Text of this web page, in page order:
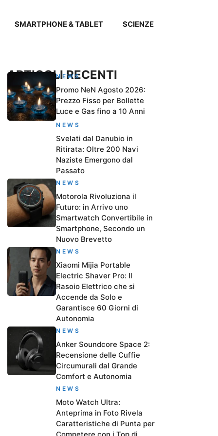
SMARTPHONE & TABLET SCIENZE
ARTICOLI RECENTI
NEWS
Promo NeN Agosto 2026:
Prezzo Fisso per Bollette
Luce e Gas fino a 10 Anni
NEWS
Svelati dal Danubio in
Ritirata: Oltre 200 Navi
Naziste Emergono dal
Passato
NEWS
Motorola Rivoluziona il
Futuro: in Arrivo uno
Smartwatch Convertibile in
Smartphone, Secondo un
Nuovo Brevetto
NEWS
Xiaomi Mijia Portable
Electric Shaver Pro: Il
Rasoio Elettrico che si
Accende da Solo e
Garantisce 60 Giorni di
Autonomia
NEWS
Anker Soundcore Space 2:
Recensione delle Cuffie
Circumurali dal Grande
Comfort e Autonomia
NEWS
Moto Watch Ultra:
Anteprima in Foto Rivela
Caratteristiche di Punta per